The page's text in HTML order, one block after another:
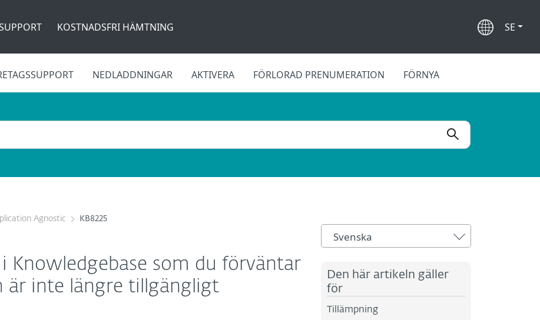
KOSTNADSFRI HÄMTNING SE
NEDLADDNINGAR AKTIVERA FÖRLORAD PRENUMERATION FÖRNYA
Agnostic KB8225
i Knowledgebase som du förväntar
är inte längre tillgängligt
Svenska
Den här artikeln gäller
för
Tillämpning